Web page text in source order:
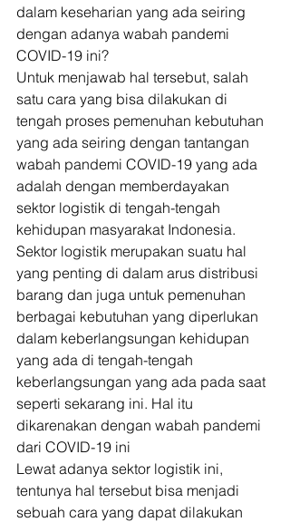
dalam keseharian yang ada seiring
dengan adanya wabah pandemi
COVID-19 ini?
Untuk menjawab hal tersebut, salah
satu cara yang bisa dilakukan di
tengah proses pemenuhan kebutuhan
yang ada seiring dengan tantangan
wabah pandemi COVID-19 yang ada
adalah dengan memberdayakan
sektor logistik di tengah-tengah
kehidupan masyarakat Indonesia.
Sektor logistik merupakan suatu hal
yang penting di dalam arus distribusi
barang dan juga untuk pemenuhan
berbagai kebutuhan yang diperlukan
dalam keberlangsungan kehidupan
yang ada di tengah-tengah
keberlangsungan yang ada pada saat
seperti sekarang ini. Hal itu
dikarenakan dengan wabah pandemi
dari COVID-19 ini
Lewat adanya sektor logistik ini,
tentunya hal tersebut bisa menjadi
sebuah cara yang dapat dilakukan